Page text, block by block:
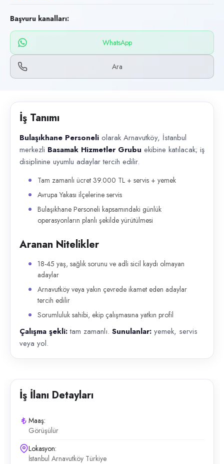
İlan açıklaması
Bulaşıkhane Personeli olarak Arnavutköy, İstanbul merkezli Basamak
Başvuru kanalları:
WhatsApp
Ara
İş Tanımı
Bulaşıkhane Personeli olarak Arnavutköy, İstanbul
merkezli Basamak Hizmetler Grubu ekibine katılacak; iş
disiplinine uyumlu adaylar tercih edilir.
Tam zamanlı ücret 39.000 TL + servis + yemek
Avrupa Yakası ilçelerine servis
Bulaşıkhane Personeli kapsamındaki günlük
operasyonların planlı şekilde yürütülmesi
Aranan Nitelikler
18-45 yaş, sağlık sorunu ve adli sicil kaydı olmayan
adaylar
Arnavutköy veya yakın çevrede ikamet eden adaylar
tercih edilir
Sorumluluk sahibi, ekip çalışmasına yatkın profil
Çalışma şekli:tam zamanlı. Sunulanlar: yemek, servis
veya yol.
İş İlanı Detayları
Maaş:
Görüşülür
Lokasyon:
İstanbul Arnavutköy Türkiye